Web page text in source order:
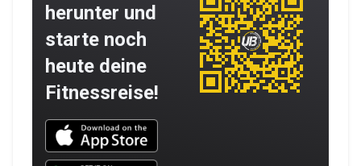
herunter und
starte noch
heute deine
Fitnessreise!
Download UNBROKEN on the App Store